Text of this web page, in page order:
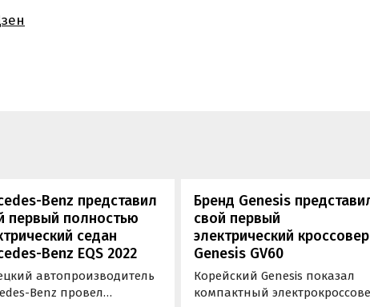
Benz представил
первый полностью
седан
Benz EQS 2022
автопроизводитель
Benz провел
Бренд Genesis
свой первый
электрический кроссовер
Genesis GV60
Корейский Genesis показал
компактный